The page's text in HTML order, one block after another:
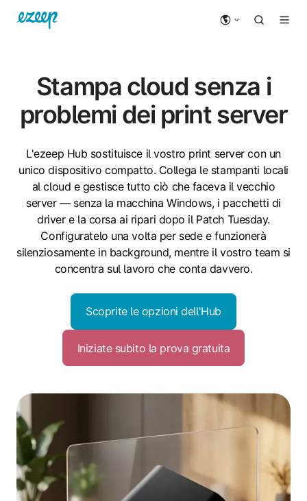
Stampa cloud senza i
problemi dei print server
L'ezeep Hub sostituisce il vostro print server con un
unico dispositivo compatto. Collega le stampanti locali
al cloud e gestisce tutto ciò che faceva il vecchio
server — senza la macchina Windows, i pacchetti di
driver e la corsa ai ripari dopo il Patch Tuesday.
Configuratelo una volta per sede e funzionerà
silenziosamente in background, mentre il vostro team si
concentra sul lavoro che conta davvero.
Scoprite le opzioni dell'Hub
Iniziate subito la prova gratuita